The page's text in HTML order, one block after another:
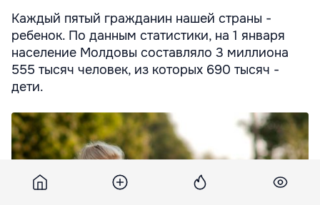
Каждый пятый гражданин нашей страны -
ребенок. По данным статистики, на 1 января
население Молдовы составляло 3 миллиона
555 тысяч человек, из которых 690 тысяч -
дети.